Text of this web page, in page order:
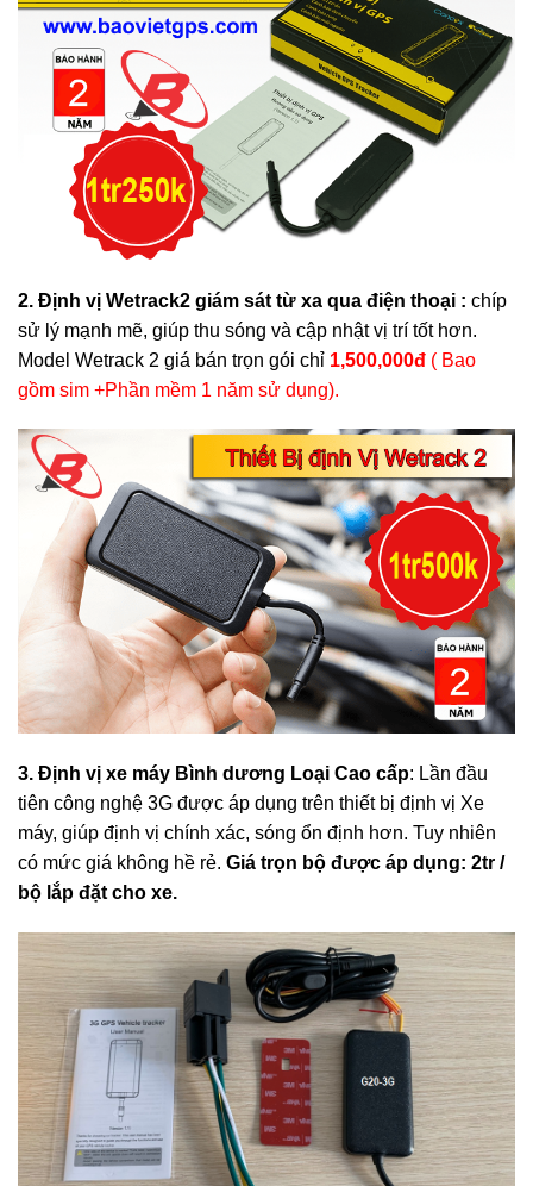
2. Định vị Wetrack2 giám sát từ xa qua điện thoại : chíp
sử lý mạnh mẽ, giúp thu sóng và cập nhật vị trí tốt hơn.
Model Wetrack 2 giá bán trọn gói chỉ 1,500,000đ ( Bao
gồm sim +Phần mềm 1 năm sử dụng).
3. Định vị xe máy Bình dương Loại Cao cấp: Lần đầu
tiên công nghệ 3G được áp dụng trên thiết bị định vị Xe
máy, giúp định vị chính xác, sóng ổn định hơn. Tuy nhiên
có mức giá không hề rẻ. Giá trọn bộ được áp dụng: 2tr /
bộ lắp đặt cho xe.